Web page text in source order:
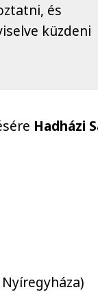
és
küzdeni
Hadházi